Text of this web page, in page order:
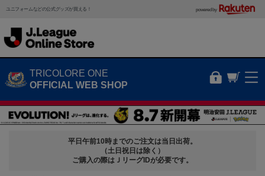
ユニフォームなどの公式グッズが買える！ powered by
TRICOLORE ONE
OFFICIAL WEB SHOP
平日午前10時までのご注文は当日出荷。
（土日祝日は除く）
ご購入の際はＪリーグIDが必要です。